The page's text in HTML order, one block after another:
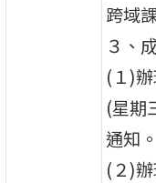
跨域
３、
(１)
(星期
通知。
(２)